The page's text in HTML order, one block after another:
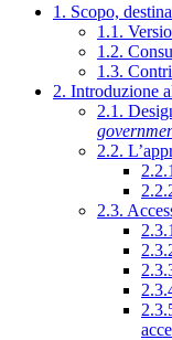
1. Scopo,
1.1.
1.2.
1.3.
2. Introduzione
2.1.
2.2.
2.3.